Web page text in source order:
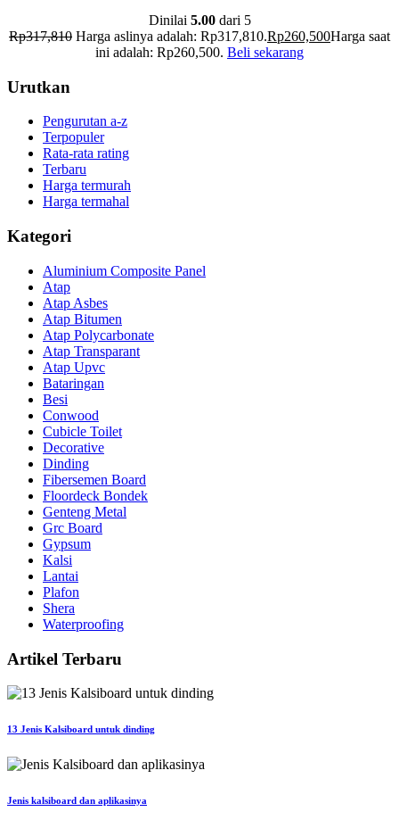
Dinilai 5.00dari 5
Rp317,810 Harga aslinya adalah: Rp317,810.Rp260,500Harga saat
ini adalah: Rp260,500. Beli sekarang
Urutkan
Pengurutan a-z
Terpopuler
Rata-rata rating
Terbaru
Harga termurah
Harga termahal
Kategori
Aluminium Composite Panel
Atap
Atap Asbes
Atap Bitumen
Atap Polycarbonate
Atap Transparant
Atap Upvc
Bataringan
Besi
Conwood
Cubicle Toilet
Decorative
Dinding
Fibersemen Board
Floordeck Bondek
Genteng Metal
Grc Board
Gypsum
Kalsi
Lantai
Plafon
Shera
Waterproofing
Artikel Terbaru
13 Jenis Kalsiboard untuk dinding
Jenis kalsiboard dan aplikasinya